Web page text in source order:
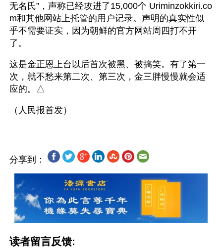
无名氏”，声称已经攻进了15,000个 Uriminzokkiri.co
m和其他网站上托管的用户记录。声明的真实性似
乎不需要证实，因为朝鲜的官方网站周四打不开
了。
这是金正恩上台以后首次被黑、被搞笑。有了第一
次，就不愁来第二次、第三次，金三胖慢慢就会适
应的。△
分享到：
读者留言反馈: